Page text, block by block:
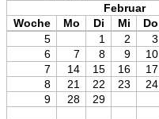
Februar
Woche
Mo Di Mi Do
5
1 2 3
6
7 8 9 10
7
14 15 16 17
8
21 22 23 24
9
28 29